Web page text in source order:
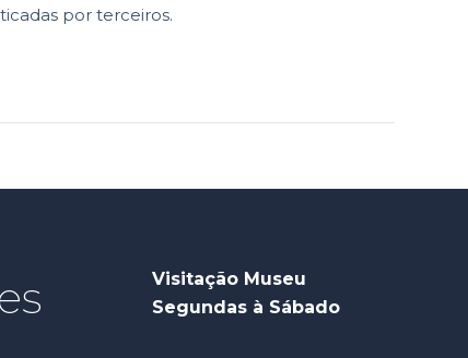
por terceiros.
Visitação Museu
Segundas à Sábado